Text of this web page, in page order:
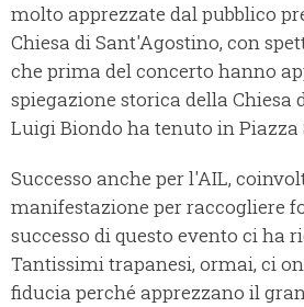
molto apprezzate dal pubblico
Chiesa di Sant'Agostino, con
che prima del concerto hanno
spiegazione storica della Chiesa
Luigi Biondo ha tenuto in Piazza
Successo anche per l'AIL,
manifestazione per raccogliere
successo di questo evento ci ha
Tantissimi trapanesi, ormai, ci
fiducia perché apprezzano il